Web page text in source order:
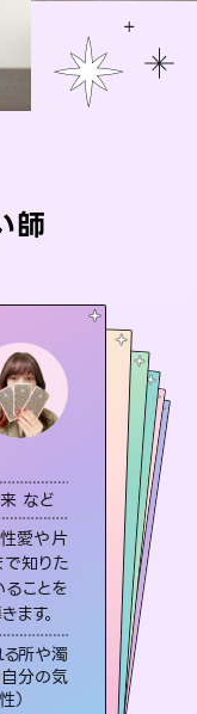
師
など
愛や片
知りた
ことを
ます。
る所や濁
分の気
）
など
「今」と
の人の気持
や人生のヒ
晴れまし
んだなと
の差 など
の報告実績
万超の施術経
定で、より良
しかもこち
えていらっ
代女性）
ング
リ、復縁 など
具体的な対策をお伝えします。
て鑑定して
楽になりまし
ィング
ゴリち、復縁 など
特に「曖昧な関
おり、友達以上
今後や本音を丁
と導きます。
イス通りに行
した。ありが
女性）
心理学
ディング
ゴリ
復縁 など
の選択肢があり
くなっているあな
け、その未来を
スします。
係、本心など
っくり。対策が
す（40代）